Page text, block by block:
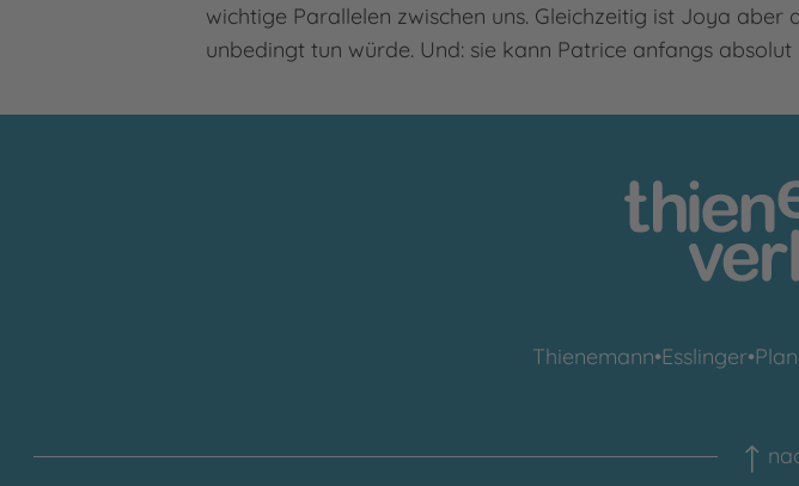
wichtige Parallelen zwischen uns. Gleichzeitig ist Joya
unbedingt tun würde. Und: sie kann Patrice anfangs absolut
Thienemann•Esslinger•